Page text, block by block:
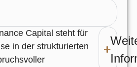
Capital steht für
in der strukturierten